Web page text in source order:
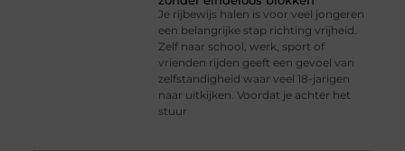
Je rijbewijs halen is voor veel jongeren
een belangrijke stap richting vrijheid.
Zelf naar school, werk, sport of
vrienden rijden geeft een gevoel van
zelfstandigheid waar veel 18-jarigen
naar uitkijken. Voordat je achter het
stuur